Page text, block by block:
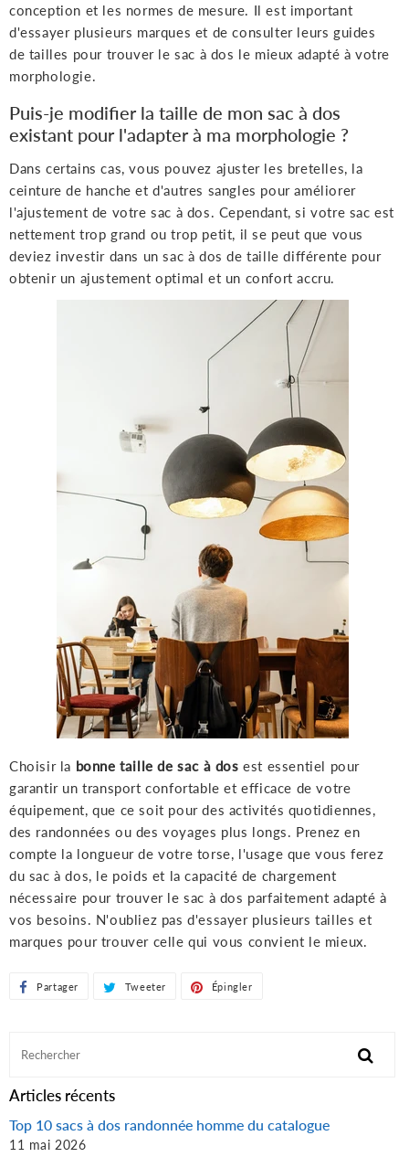
conception et les normes de mesure. Il est important
d'essayer plusieurs marques et de consulter leurs guides
de tailles pour trouver le sac à dos le mieux adapté à votre
morphologie.
Puis-je modifier la taille de mon sac à dos
existant pour l'adapter à ma morphologie ?
Dans certains cas, vous pouvez ajuster les bretelles, la
ceinture de hanche et d'autres sangles pour améliorer
l'ajustement de votre sac à dos. Cependant, si votre sac est
nettement trop grand ou trop petit, il se peut que vous
deviez investir dans un sac à dos de taille différente pour
obtenir un ajustement optimal et un confort accru.
Choisir la bonne taille de sac à dos est essentiel pour
garantir un transport confortable et efficace de votre
équipement, que ce soit pour des activités quotidiennes,
des randonnées ou des voyages plus longs. Prenez en
compte la longueur de votre torse, l'usage que vous ferez
du sac à dos, le poids et la capacité de chargement
nécessaire pour trouver le sac à dos parfaitement adapté à
vos besoins. N'oubliez pas d'essayer plusieurs tailles et
marques pour trouver celle qui vous convient le mieux.
Partager PartagerTweeter TweeterÉpingler
Articles récents
Top 10 sacs à dos randonnée homme du catalogue
11 mai 2026